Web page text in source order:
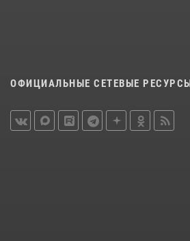
ОФИЦИАЛЬНЫЕ СЕТЕВЫЕ РЕСУРСЫ